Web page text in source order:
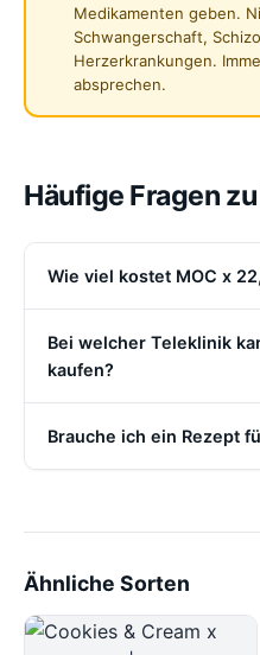
Medikamenten geben.
Schwangerschaft,
Herzerkrankungen.
absprechen.
Häufige Fragen
Wie viel kostet MOC x
Bei welcher Teleklinik
kaufen?
Brauche ich ein Rezept
Ähnliche Sorten